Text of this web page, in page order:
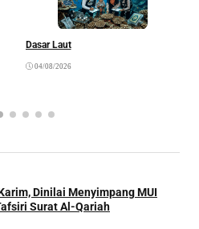
Dasar Laut
04/08/2026
Dinilai Menyimpang MUI
Surat Al-Qariah